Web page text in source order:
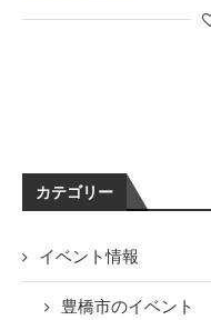
カテゴリー
イベント情報
豊橋市のイベント